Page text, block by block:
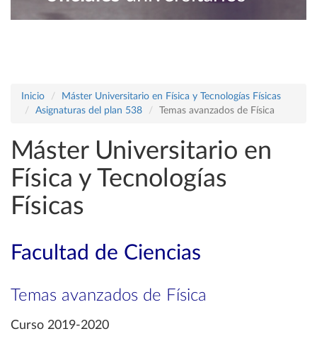
Inicio
Máster Universitario en Física y Tecnologías Físicas
Asignaturas del plan 538
Temas avanzados de Física
Máster Universitario en
Física y Tecnologías
Físicas
Facultad de Ciencias
Temas avanzados de Física
Curso 2019-2020